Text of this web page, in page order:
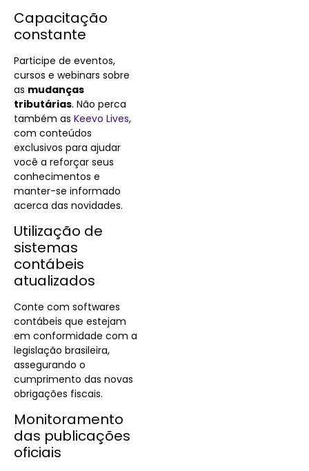
Capacitação
constante
Participe de eventos,
cursos e webinars sobre
as mudanças
tributárias. Não perca
também as Keevo Lives,
com conteúdos
exclusivos para ajudar
você a reforçar seus
conhecimentos e
manter-se informado
acerca das novidades.
Utilização de
sistemas
contábeis
atualizados
Conte com softwares
contábeis que estejam
em conformidade com a
legislação brasileira,
assegurando o
cumprimento das novas
obrigações fiscais.
Monitoramento
das publicações
oficiais